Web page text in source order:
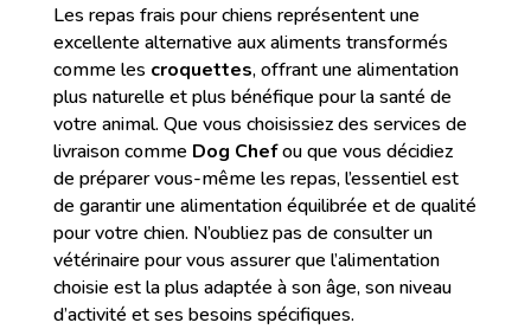
Les repas frais pour chiens représentent une
excellente alternative aux aliments transformés
comme les croquettes, offrant une alimentation
plus naturelle et plus bénéfique pour la santé de
votre animal. Que vous choisissiez des services de
livraison comme Dog Chefou que vous décidiez
de préparer vous-même les repas, l’essentiel est
de garantir une alimentation équilibrée et de qualité
pour votre chien. N’oubliez pas de consulter un
vétérinaire pour vous assurer que l’alimentation
choisie est la plus adaptée à son âge, son niveau
d’activité et ses besoins spécifiques.